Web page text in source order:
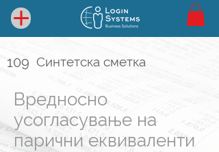
109 Синтетска сметка
Вредносно
усогласување на
парични еквиваленти